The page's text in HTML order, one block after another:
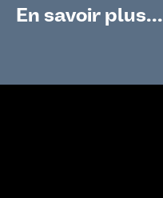
En savoir plus...